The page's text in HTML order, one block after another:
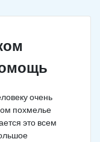
очень
похмелье
это всем